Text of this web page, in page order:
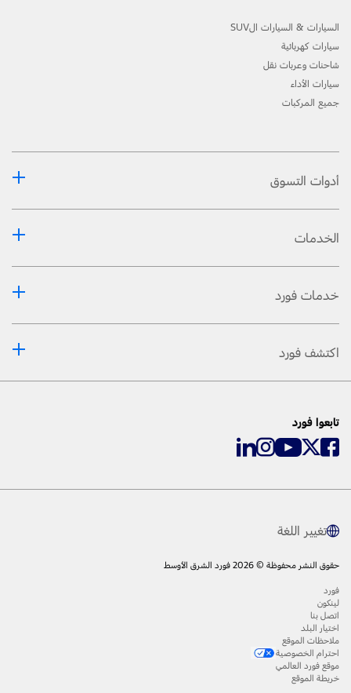
السيارات & السيارات الSUV
سيارات كهربائية
شاحنات وعربات نقل
سيارات الأداء
جميع المركبات
أدوات التسوق
الخدمات
خدمات فورد
اكتشف فورد
تابعوا فورد
تغيير اللغة
حقوق النشر محفوظة © 2026 فورد الشرق الأوسط
فورد
لينكون
اتصل بنا
اختيار البلد
ملاحظات الموقع
احترام الخصوصية
موقع فورد العالمي
خريطة الموقع